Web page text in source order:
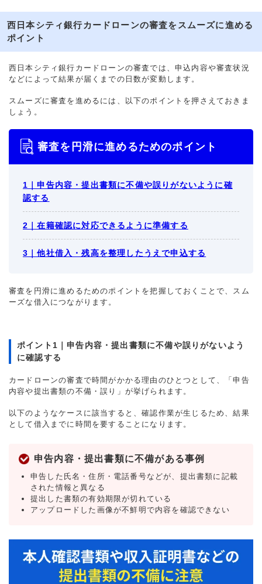
西日本シティ銀行カードローンの審査をスムーズに進める
ポイント
西日本シティ銀行カードローンの審査では、申込内容や審査状況
などによって結果が届くまでの日数が変動します。
スムーズに審査を進めるには、以下のポイントを押さえておきま
しょう。
審査を円滑に進めるためのポイント
1｜申告内容・提出書類に不備や誤りがないように確
認する
2｜在籍確認に対応できるように準備する
3｜他社借入・残高を整理したうえで申込する
審査を円滑に進めるためのポイントを把握しておくことで、スム
ーズな借入につながります。
ポイント1｜申告内容・提出書類に不備や誤りがないよう
に確認する
カードローンの審査で時間がかかる理由のひとつとして、「申告
内容や提出書類の不備・誤り」が挙げられます。
以下のようなケースに該当すると、確認作業が生じるため、結果
として借入までに時間を要することになります。
申告内容・提出書類に不備がある事例
申告した氏名・住所・電話番号などが、提出書類に記載
された情報と異なる
提出した書類の有効期限が切れている
アップロードした画像が不鮮明で内容を確認できない